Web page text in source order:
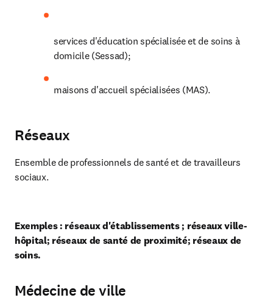
services d'éducation spécialisée et de soins à
domicile (Sessad);
maisons d'accueil spécialisées (MAS).
Réseaux
Ensemble de professionnels de santé et de travailleurs
sociaux.
Exemples : réseaux d'établissements ; réseaux ville-
hôpital; réseaux de santé de proximité; réseaux de
soins.
Médecine de ville